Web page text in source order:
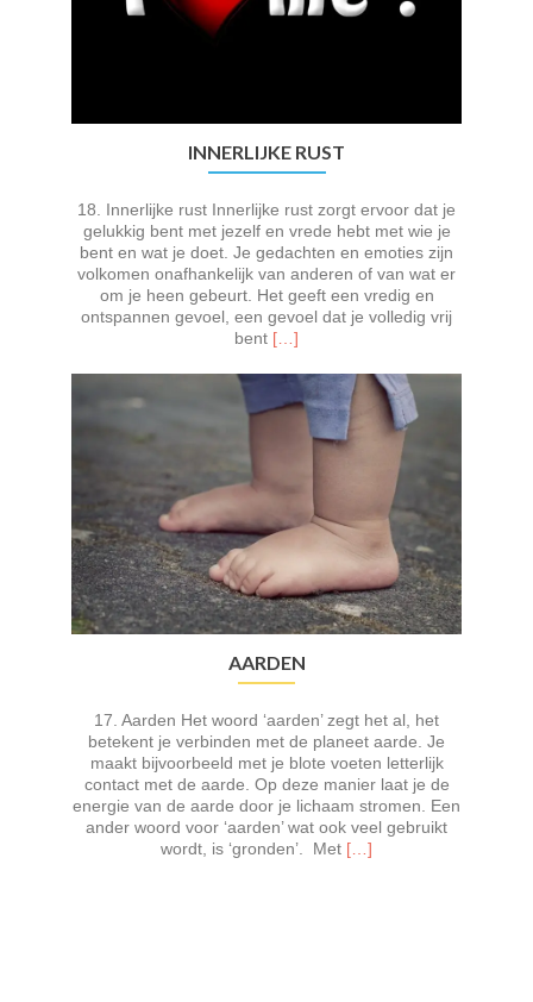
INNERLIJKE RUST
18. Innerlijke rust Innerlijke rust zorgt ervoor dat je
gelukkig bent met jezelf en vrede hebt met wie je
bent en wat je doet. Je gedachten en emoties zijn
volkomen onafhankelijk van anderen of van wat er
om je heen gebeurt. Het geeft een vredig en
ontspannen gevoel, een gevoel dat je volledig vrij
bent Lees
overInnerlijke
rust
[…]
AARDEN
17. Aarden Het woord ‘aarden’ zegt het al, het
betekent je verbinden met de planeet aarde. Je
maakt bijvoorbeeld met je blote voeten letterlijk
contact met de aarde. Op deze manier laat je de
energie van de aarde door je lichaam stromen. Een
ander woord voor ‘aarden’ wat ook veel gebruikt
wordt, is ‘gronden’. Met Lees
[…]